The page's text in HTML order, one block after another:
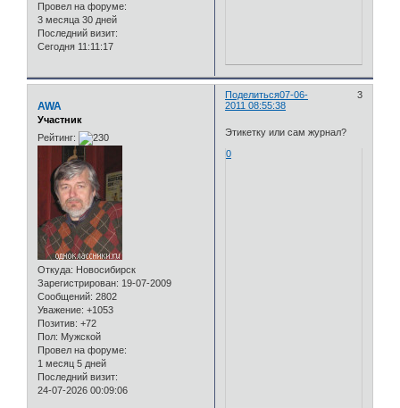
Провел на форуме:
3 месяца 30 дней
Последний визит:
Сегодня 11:11:17
Поделиться 3
07-06-
2011 08:55:38
AWA
Участник
Рейтинг:
Откуда: Новосибирск
Зарегистрирован: 19-07-2009
Сообщений: 2802
Уважение: +1053
Позитив: +72
Пол: Мужской
Провел на форуме:
1 месяц 5 дней
Последний визит:
24-07-2026 00:09:06
Этикетку или сам журнал?
0